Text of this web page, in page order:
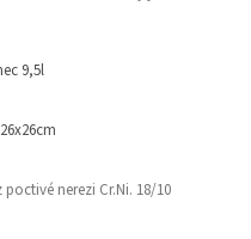
9,5l
poctivé nerezi Cr.Ni. 18/10